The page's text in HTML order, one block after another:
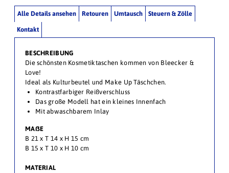
Alle Details ansehen Retouren Umtausch Steuern & Zölle
Kontakt
BESCHREIBUNG
Die schönsten Kosmetiktaschen kommen von Bleecker &
Love!
Ideal als Kulturbeutel und Make Up Täschchen.
Kontrastfarbiger Reißverschluss
Das große Modell hat ein kleines Innenfach
Mit abwaschbarem Inlay
MAßE
B 21 x T 14 x H 15 cm
B 15 x T 10 x H 10 cm
MATERIAL